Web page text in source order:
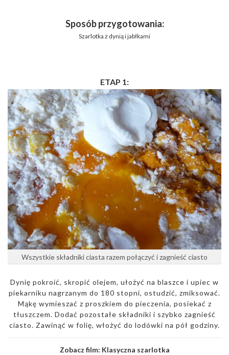
Sposób przygotowania:
Szarlotka z dynią i jabłkami
ETAP 1:
Wszystkie składniki ciasta razem połączyć i zagnieść ciasto
Dynię pokroić, skropić olejem, ułożyć na blaszce i upiec w
piekarniku nagrzanym do 180 stopni, ostudzić, zmiksować.
Mąkę wymieszać z proszkiem do pieczenia, posiekać z
tłuszczem. Dodać pozostałe składniki i szybko zagnieść
ciasto. Zawinąć w folię, włożyć do lodówki na pół godziny.
Zobacz film: Klasyczna szarlotka